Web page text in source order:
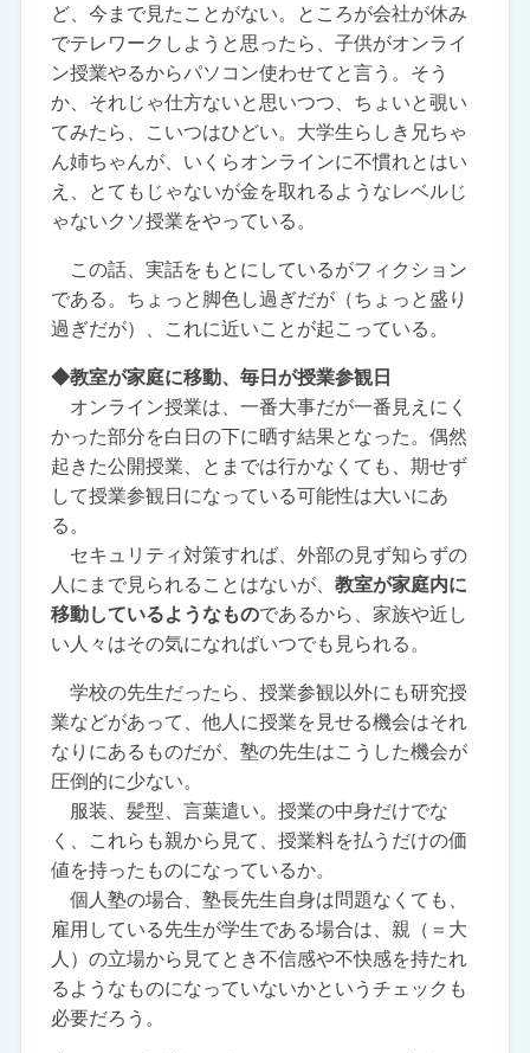
ど、今まで見たことがない。ところが会社が休み
でテレワークしようと思ったら、子供がオンライ
ン授業やるからパソコン使わせてと言う。そう
か、それじゃ仕方ないと思いつつ、ちょいと覗い
てみたら、こいつはひどい。大学生らしき兄ちゃ
ん姉ちゃんが、いくらオンラインに不慣れとはい
え、とてもじゃないが金を取れるようなレベルじ
ゃないクソ授業をやっている。
この話、実話をもとにしているがフィクション
である。ちょっと脚色し過ぎだが（ちょっと盛り
過ぎだが）、これに近いことが起こっている。
◆教室が家庭に移動、毎日が授業参観日
オンライン授業は、一番大事だが一番見えにく
かった部分を白日の下に晒す結果となった。偶然
起きた公開授業、とまでは行かなくても、期せず
して授業参観日になっている可能性は大いにあ
る。
セキュリティ対策すれば、外部の見ず知らずの
人にまで見られることはないが、 教室が家庭内に
移動しているようなものであるから、家族や近し
い人々はその気になればいつでも見られる。
学校の先生だったら、授業参観以外にも研究授
業などがあって、他人に授業を見せる機会はそれ
なりにあるものだが、塾の先生はこうした機会が
圧倒的に少ない。
服装、髪型、言葉遣い。授業の中身だけでな
く、これらも親から見て、授業料を払うだけの価
値を持ったものになっているか。
個人塾の場合、塾長先生自身は問題なくても、
雇用している先生が学生である場合は、親（＝大
人）の立場から見てとき不信感や不快感を持たれ
るようなものになっていないかというチェックも
必要だろう。